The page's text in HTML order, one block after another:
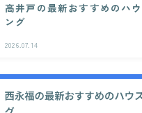
高井戸の最新おすすめのハ
ング
2026.07.14